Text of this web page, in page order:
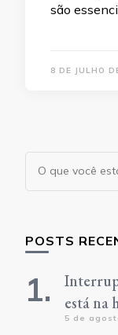
são
8 DE JULHO
Procurando
algo?
POSTS
está na
5 de